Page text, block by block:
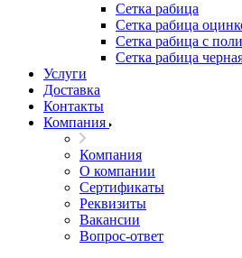
Сетка рабица
Сетка рабица
Сетка рабица с
Сетка рабица
Услуги
Доставка
Контакты
Компания
Компания
О компании
Сертификаты
Реквизиты
Вакансии
Вопрос-ответ